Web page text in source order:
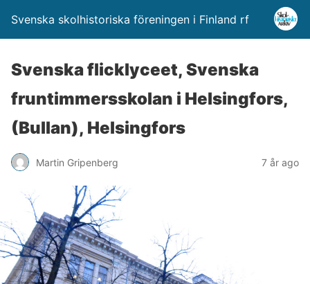
Svenska skolhistoriska föreningen i Finland rf
Svenska flicklyceet, Svenska
fruntimmersskolan i Helsingfors,
(Bullan), Helsingfors
Martin Gripenberg 7 år ago